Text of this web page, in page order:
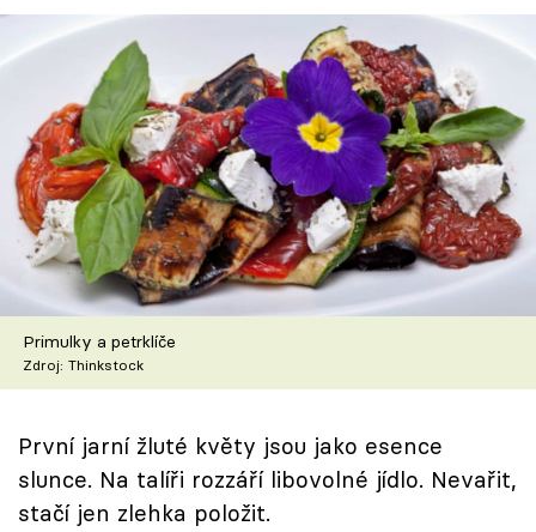
Témata
Recepty
Články
TV Program
Škola vaření
Recepty z TV
Speciál: Cuketa
Těhotnej kuchař
Sledujte prima+
Primulky a petrklíče
Zdroj: Thinkstock
První jarní žluté květy jsou jako esence
slunce. Na talíři rozzáří libovolné jídlo. Nevařit,
stačí jen zlehka položit.